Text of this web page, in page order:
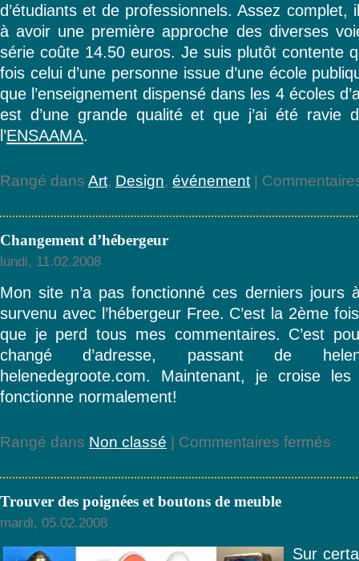
d’étudiants et de professionnels. Assez complet,
à avoir une première approche des diverses
série coûte 14.50 euros. Je suis plutôt contente
fois celui d’une personne issue d’une école
que l’enseignement dispensé dans les 4 écoles
est d’une grande qualité et que j’ai été ravie
l’ENSAAMA.
Rangé dans Art, Design, événement |
Changement d’hébergeur
lundi, 11.02.2008
Mon site n’a pas fonctionné ces derniers jours
survenu avec l’hébergeur Free. C’est la 2ème
que je perd tous mes commentaires. C’est
changé d’adresse, passant de
helenedegroote.com. Maintenant, je croise
fonctionne normalement!
Rangé dans Non classé | Commentaires fermés
Trouver des poignées et boutons de meuble
mardi, 05.02.2008
Sur